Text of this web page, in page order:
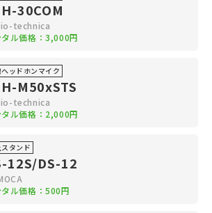
30COM
technica
タル価格：3,000円
ヘッドホンマイク
M50xSTS
technica
タル価格：2,000円
タンド
12S/DS-12
タル価格：500円